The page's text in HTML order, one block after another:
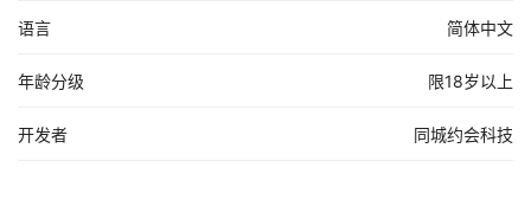
语言 简体中文
年龄分级 限18岁以上
开发者 同城约会科技